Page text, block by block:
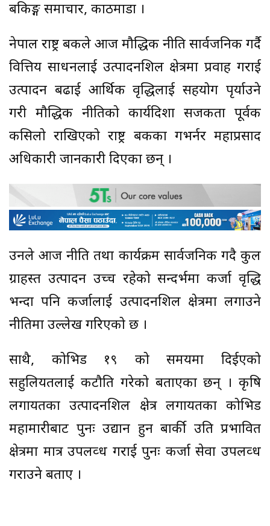
बैंकिङ्ग समाचार, काठमाडौं ।
नेपाल राष्ट्र बैंकले आज मौद्धिक नीति सार्वजनिक गर्दै
वित्तिय साधनलाई उत्पादनशिल क्षेत्रमा प्रवाह गराई
उत्पादन बढाई आर्थिक वृद्धिलाई सहयोग पृर्याउने
गरी मौद्धिक नीतिको कार्यदिशा सजकता पूर्वक
कसिलो राखिएको राष्ट्र बैंकका गभर्नर महाप्रसाद
अधिकारी जानकारी दिएका छन् ।
उनले आज नीति तथा कार्यक्रम सार्वजनिक गदै कुल
ग्राहस्त उत्पादन उच्च रहेको सन्दर्भमा कर्जा वृद्धि
भन्दा पनि कर्जालाई उत्पादनशिल क्षेत्रमा लगाउने
नीतिमा उल्लेख गरिएको छ ।
साथै, कोभिड १९ को समयमा दिईएको
सहुलियतलाई कटौति गरेको बताएका छन् । कृषि
लगायतका उत्पादनशिल क्षेत्र लगायतका कोभिड
महामारीबाट पुनः उद्यान हुन बार्की उति प्रभावित
क्षेत्रमा मात्र उपलव्ध गराई पुनः कर्जा सेवा उपलव्ध
गराउने बताए ।